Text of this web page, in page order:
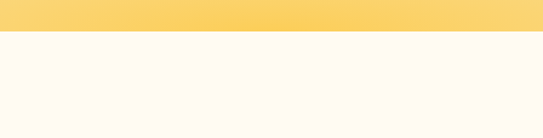
Vertrouwenscentrum